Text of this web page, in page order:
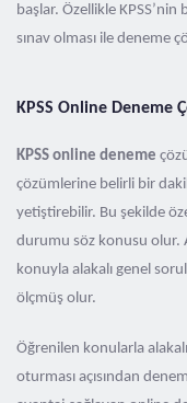
başlar. Özellikle
sınav olması ile deneme
KPSS Online Deneme
KPSS online deneme
çözümlerine belirli bir
yetiştirebilir. Bu şekilde
durumu söz konusu olur.
konuyla alakalı genel
ölçmüş olur.
Öğrenilen konularla
oturması açısından